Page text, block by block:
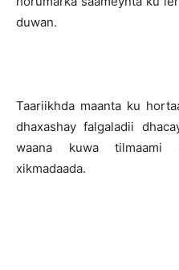
duwan.
Taariikhda maanta ku
dhaxashay falgaladii
waana kuwa tilmaami
xikmadaada.